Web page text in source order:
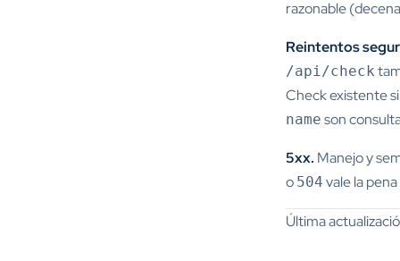
razonable
Reintentos
/api/check
Check existente
name son
5xx. Manejo y
o 504 vale la
Última